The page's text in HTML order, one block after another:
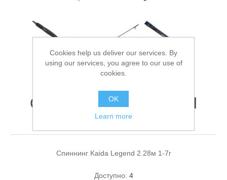
Спиннинг Kaida Legend
2.28м 1-7г
Спиннинг Kaida Legend 2.28м 1-7г
Доступно: 4
Cookies help us deliver our services. By
using our services, you agree to our use of
cookies.
OK
Learn more